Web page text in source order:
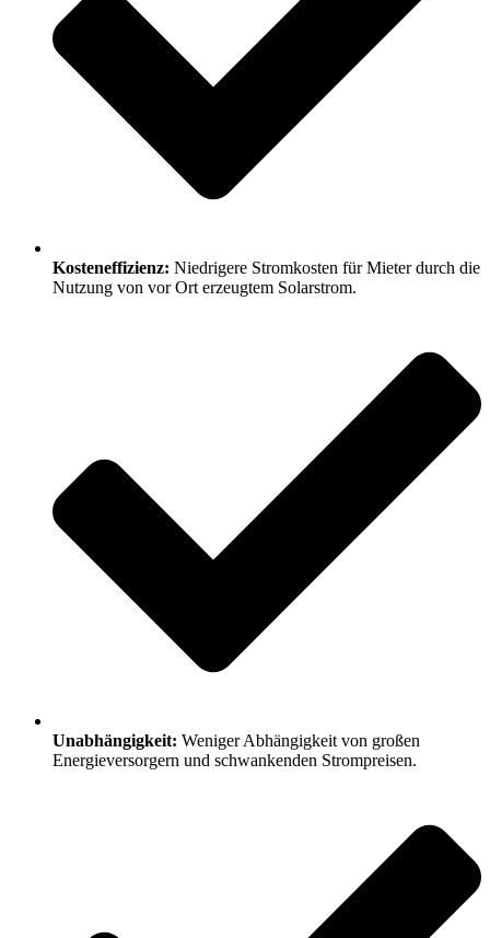
Kosteneffizienz: Niedrigere Stromkosten für Mieter durch die
Nutzung von vor Ort erzeugtem Solarstrom.
Unabhängigkeit: Weniger Abhängigkeit von großen
Energieversorgern und schwankenden Strompreisen.